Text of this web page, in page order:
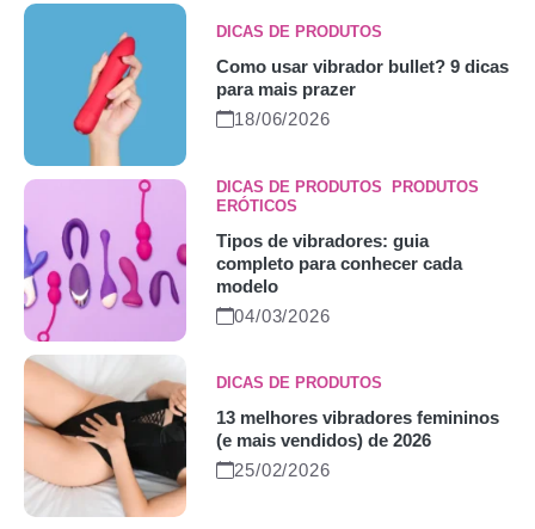
DICAS DE PRODUTOS
Como usar vibrador bullet? 9 dicas
para mais prazer
18/06/2026
DICAS DE PRODUTOS PRODUTOS
ERÓTICOS
Tipos de vibradores: guia
completo para conhecer cada
modelo
04/03/2026
DICAS DE PRODUTOS
13 melhores vibradores femininos
(e mais vendidos) de 2026
25/02/2026